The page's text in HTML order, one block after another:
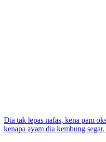
Post
navigation
Dia tak lepas nafas, kena pam
kenapa ayam dia kembung